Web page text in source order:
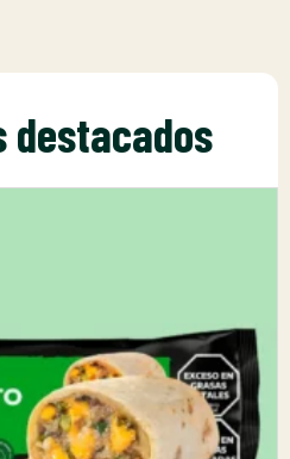
destacados